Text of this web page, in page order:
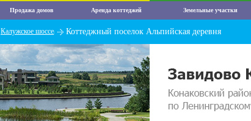
Продажа домов Аренда коттеджей Земельные участки
Калужское шоссе Коттеджный поселок Альпийская деревня